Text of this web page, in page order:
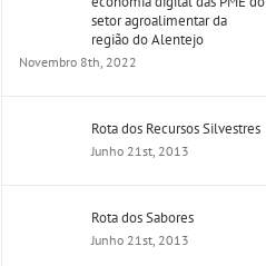
setor agroalimentar da
região do Alentejo
Novembro 8th, 2022
Rota dos Recursos Silvestres
Junho 21st, 2013
Rota dos Sabores
Junho 21st, 2013